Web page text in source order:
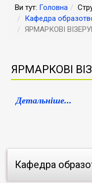
Ви тут: Головна
Кафедра
ЯРМАРКОВІ
Кафедра
ЯРМАРКОВІ
Детальніше...